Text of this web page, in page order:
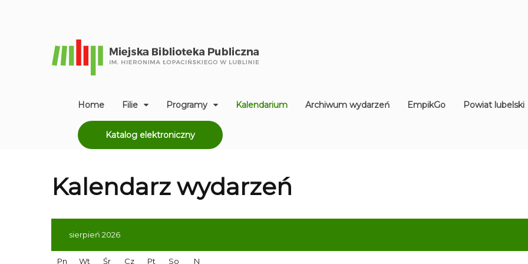
Home Filie Programy Kalendarium Archiwum wydarzeń EmpikGo Powiat lubelski
Katalog elektroniczny
Kalendarz wydarzeń
sierpień 2026
Pn Wt Śr Cz Pt So N